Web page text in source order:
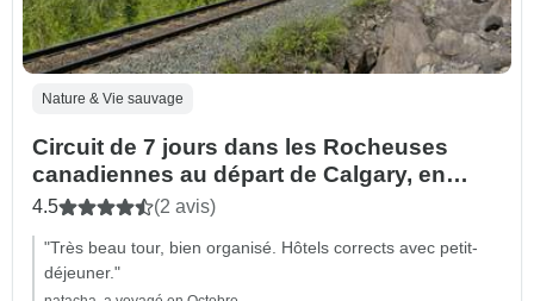
Nature & Vie sauvage
Circuit de 7 jours dans les Rocheuses
canadiennes au départ de Calgary, en
autocar et en train VIA Rail jusqu'à
4.5 (2 avis)
"Très beau tour, bien organisé. Hôtels corrects avec petit-
déjeuner."